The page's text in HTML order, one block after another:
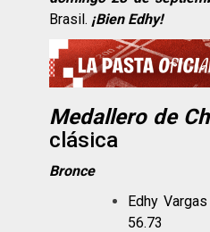
Brasil. ¡Bien Edhy!
Medallero de
clásica
Bronce
Edhy
56.73